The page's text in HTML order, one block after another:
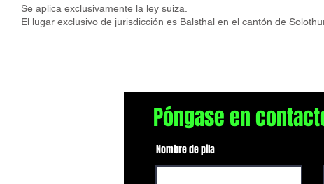
Se aplica exclusivamente la ley suiza.
El lugar exclusivo de jurisdicción es Balsthal en el cantón de
Póngase en
Nombre de pila